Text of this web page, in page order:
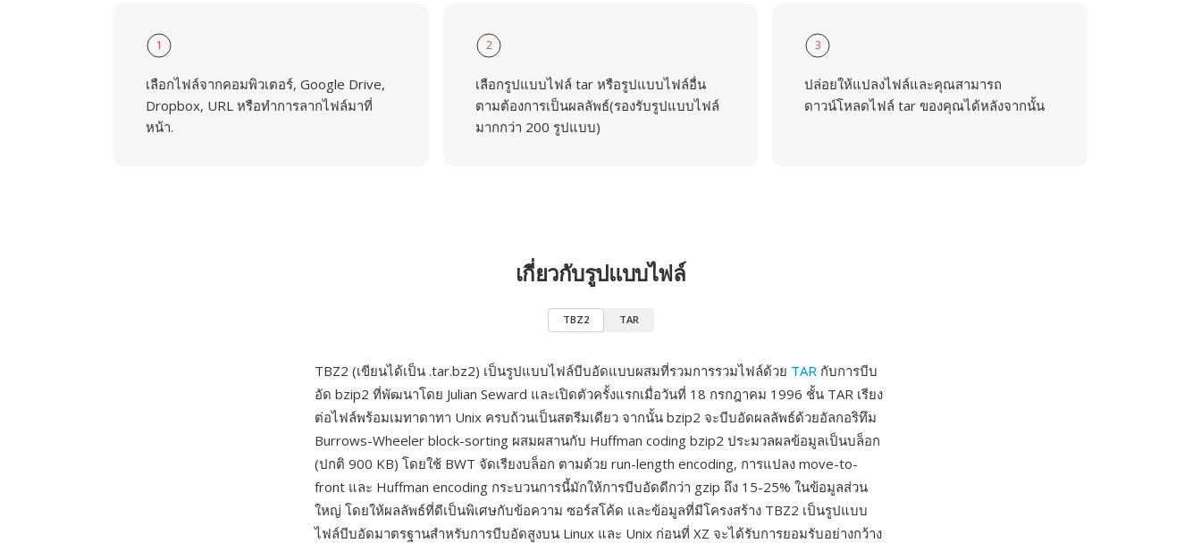
1
เลือกไฟล์จากคอมพิวเตอร์, Google Drive,
Dropbox, URL หรือทำการลากไฟล์มาที่
หน้า.
2
เลือกรูปแบบไฟล์ tar หรือรูปแบบไฟล์อื่น
ตามต้องการเป็นผลลัพธ์(รองรับรูปแบบไฟล์
มากกว่า 200 รูปแบบ)
3
ปล่อยให้แปลงไฟล์และคุณสามารถ
ดาวน์โหลดไฟล์ tar ของคุณได้หลังจากนั้น
เกี่ยวกับรูปแบบไฟล์
TBZ2 TAR
TBZ2 (เขียนได้เป็น .tar.bz2) เป็นรูปแบบไฟล์บีบอัดแบบผสมที่รวมการรวมไฟล์ด้วย TAR กับการบีบ
อัด bzip2 ที่พัฒนาโดย Julian Seward และเปิดตัวครั้งแรกเมื่อวันที่ 18 กรกฎาคม 1996 ชั้น TAR เรียง
ต่อไฟล์พร้อมเมทาดาทา Unix ครบถ้วนเป็นสตรีมเดียว จากนั้น bzip2 จะบีบอัดผลลัพธ์ด้วยอัลกอริทึม
Burrows-Wheeler block-sorting ผสมผสานกับ Huffman coding bzip2 ประมวลผลข้อมูลเป็นบล็อก
(ปกติ 900 KB) โดยใช้ BWT จัดเรียงบล็อก ตามด้วย run-length encoding, การแปลง move-to-
front และ Huffman encoding กระบวนการนี้มักให้การบีบอัดดีกว่า gzip ถึง 15-25% ในข้อมูลส่วน
ใหญ่ โดยให้ผลลัพธ์ที่ดีเป็นพิเศษกับข้อความ ซอร์สโค้ด และข้อมูลที่มีโครงสร้าง TBZ2 เป็นรูปแบบ
ไฟล์บีบอัดมาตรฐานสำหรับการบีบอัดสูงบน Linux และ Unix ก่อนที่ XZ จะได้รับการยอมรับอย่างกว้าง